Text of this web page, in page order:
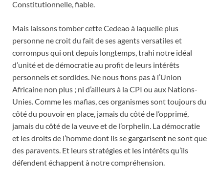
Constitutionnelle, fiable.
Mais laissons tomber cette Cedeao à laquelle plus
personne ne croit du fait de ses agents versatiles et
corrompus qui ont depuis longtemps, trahi notre idéal
d’unité et de démocratie au profit de leurs intérêts
personnels et sordides. Ne nous fions pas à l’Union
Africaine non plus ; ni d’ailleurs à la CPI ou aux Nations-
Unies. Comme les mafias, ces organismes sont toujours du
côté du pouvoir en place, jamais du côté de l’opprimé,
jamais du côté de la veuve et de l’orphelin. La démocratie
et les droits de l’homme dont ils se gargarisent ne sont que
des paravents. Et leurs stratégies et les intérêts qu’ils
défendent échappent à notre compréhension.